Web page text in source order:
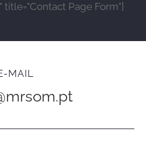
title="Contact Page Form"]
MAIL